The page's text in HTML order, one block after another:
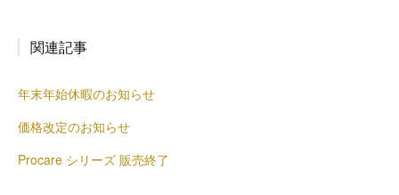
関連記事
年末年始休暇のお知らせ
価格改定のお知らせ
Procare シリーズ 販売終了